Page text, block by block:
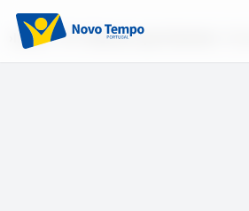
Início TV Mentes que Sentem